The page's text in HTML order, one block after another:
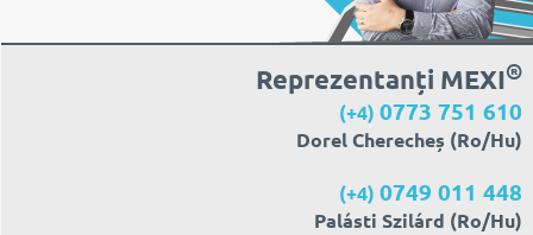
Reprezentanți MEXI®
(+4) 0773 751 610
Dorel Cherecheș (Ro/Hu)
(+4) 0749 011 448
Palásti Szilárd (Ro/Hu)